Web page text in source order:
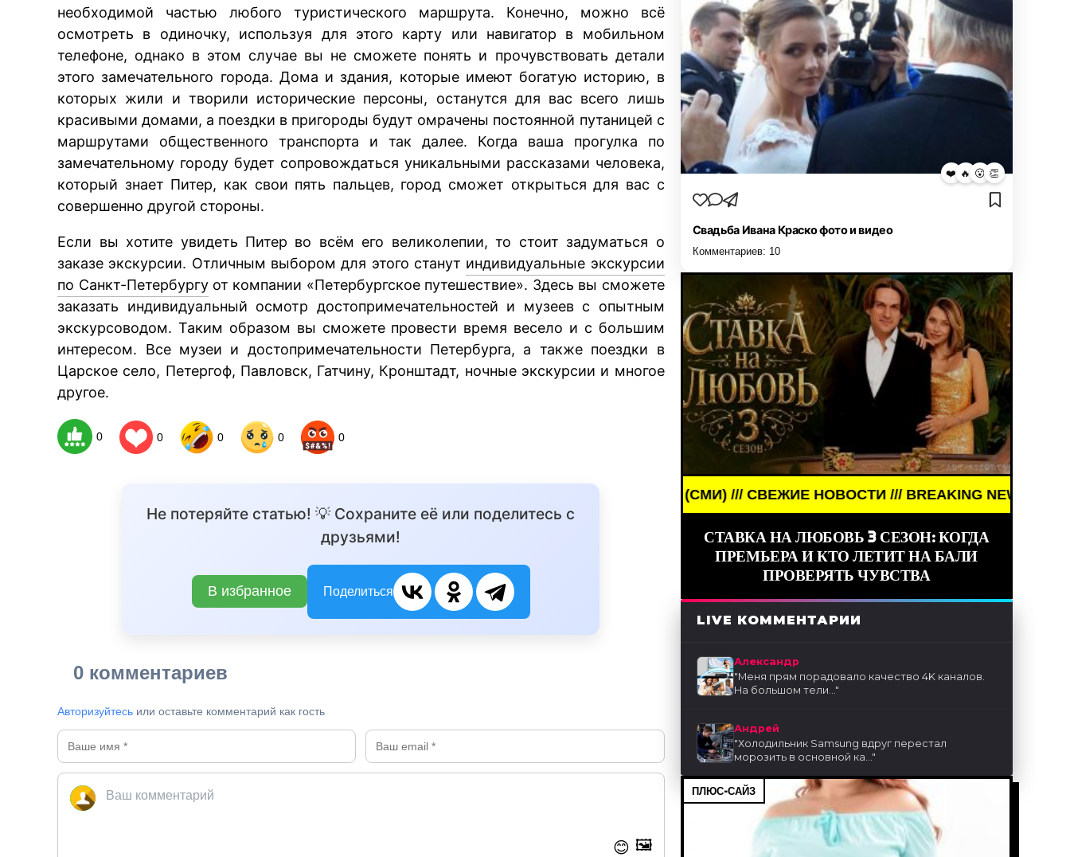
необходимой частью любого туристического маршрута. Конечно, можно всё
осмотреть в одиночку, используя для этого карту или навигатор в мобильном
телефоне, однако в этом случае вы не сможете понять и прочувствовать детали
этого замечательного города. Дома и здания, которые имеют богатую историю, в
которых жили и творили исторические персоны, останутся для вас всего лишь
красивыми домами, а поездки в пригороды будут омрачены постоянной путаницей с
маршрутами общественного транспорта и так далее. Когда ваша прогулка по
замечательному городу будет сопровождаться уникальными рассказами человека,
который знает Питер, как свои пять пальцев, город сможет открыться для вас с
совершенно другой стороны.
Если вы хотите увидеть Питер во всём его великолепии, то стоит задуматься о
заказе экскурсии. Отличным выбором для этого станут индивидуальные экскурсии
по Санкт-Петербургуот компании «Петербургское путешествие». Здесь вы сможете
заказать индивидуальный осмотр достопримечательностей и музеев с опытным
экскурсоводом. Таким образом вы сможете провести время весело и с большим
интересом. Все музеи и достопримечательности Петербурга, а также поездки в
Царское село, Петергоф, Павловск, Гатчину, Кронштадт, ночные экскурсии и многое
другое.
0 0 0 0 0
Не потеряйте статью! 💡 Сохраните её или поделитесь с
друзьями!
В избранное Поделиться
0 комментариев
Авторизуйтесь или оставьте комментарий как гость
😊 🖼️
❤️ 🔥 😮 👏
Свадьба Ивана Краско фото и видео
Комментариев: 10
BREAKING NEWS /// НОВОСТИ (СМИ) /// СВЕЖИЕ НОВОСТИ /// BREAKING NEWS /// НОВОСТИ
СТАВКА НА ЛЮБОВЬ 3 СЕЗОН: КОГДА
ПРЕМЬЕРА И КТО ЛЕТИТ НА БАЛИ
ПРОВЕРЯТЬ ЧУВСТВА
LIVE КОММЕНТАРИИ
Александр
"Меня прям порадовало качество 4K каналов.
На большом тели..."
Андрей
"Холодильник Samsung вдруг перестал
морозить в основной ка..."
ПЛЮС-САЙЗ